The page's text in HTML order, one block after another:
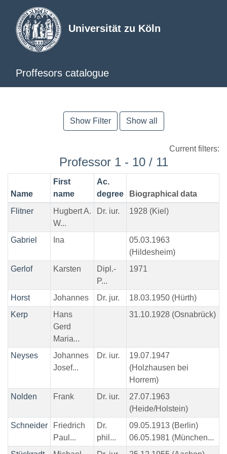
Universität zu Köln
Proffesors catalogue
Show Filter Show all
Current filters:
Professor 1 - 10 / 11
Name
First
name
Ac.
degree
Biographical data
Flitner
Hugbert A.
W...
Dr. iur. 1928 (Kiel)
Gabriel Ina
05.03.1963
(Hildesheim)
Gerlof
Karsten
Dipl.-
P...
1971
Horst Johannes Dr. jur.
18.03.1950 (Hürth)
Kerp
Hans
Gerd
Maria...
31.10.1928 (Osnabrück)
Neyses
Johannes
Josef...
Dr. iur.
19.07.1947
(Holzhausen bei
Horrem)
Nolden
Frank Dr. iur.
27.07.1963
(Heide/Holstein)
Schneider
Friedrich
Paul...
Dr.
phil...
09.05.1913 (Berlin)
06.05.1981 (München...